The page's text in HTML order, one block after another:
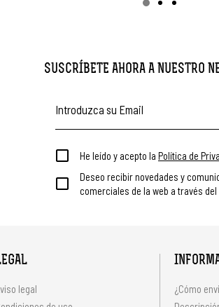
SUSCRÍBETE AHORA A NUESTRO
He leído y acepto la Política de
Deseo recibir novedades y
comerciales de la web a través
legal
¿Cómo